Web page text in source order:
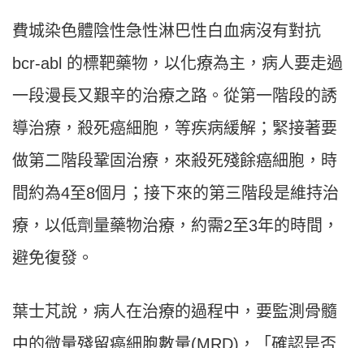
費城染色體陰性急性淋巴性白血病沒有對抗
bcr-abl 的標靶藥物，以化療為主，病人要走過
一段漫長又艱辛的治療之路。從第一階段的誘
導治療，殺死癌細胞，等疾病緩解；緊接著要
做第二階段鞏固治療，來殺死殘餘癌細胞，時
間約為4至8個月；接下來的第三階段是維持治
療，以低劑量藥物治療，約需2至3年的時間，
避免復發。
葉士芃說，病人在治療的過程中，要監測骨髓
中的微量殘留癌細胞數量(MRD)，「確認是否